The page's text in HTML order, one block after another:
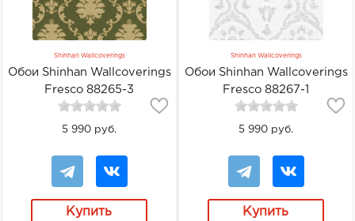
Shinhan Wallcoverings
Обои Shinhan Wallcoverings
Fresco 88265-3
5 990 руб.
Купить
Shinhan Wallcoverings
Обои Shinhan Wallcoverings
Fresco 88267-1
5 990 руб.
Купить